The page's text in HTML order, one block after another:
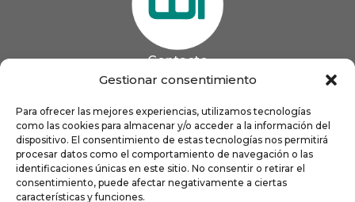
Gestionar consentimiento
Para ofrecer las mejores experiencias, utilizamos tecnologías
como las cookies para almacenar y/o acceder a la información del
dispositivo. El consentimiento de estas tecnologías nos permitirá
procesar datos como el comportamiento de navegación o las
identificaciones únicas en este sitio. No consentir o retirar el
consentimiento, puede afectar negativamente a ciertas
características y funciones.
Contacto
 coigijon@gmail.com
Horario
Lun
9:00 a 13:00 - 16:00 a 21:00
Mar
9:00 a 13:00 - 16:00 a 20:00
Mié
9:00 a 14:00 - 16:00 a 19:00
Jue
9:00 a 13:00 - 16:00 a 19:00